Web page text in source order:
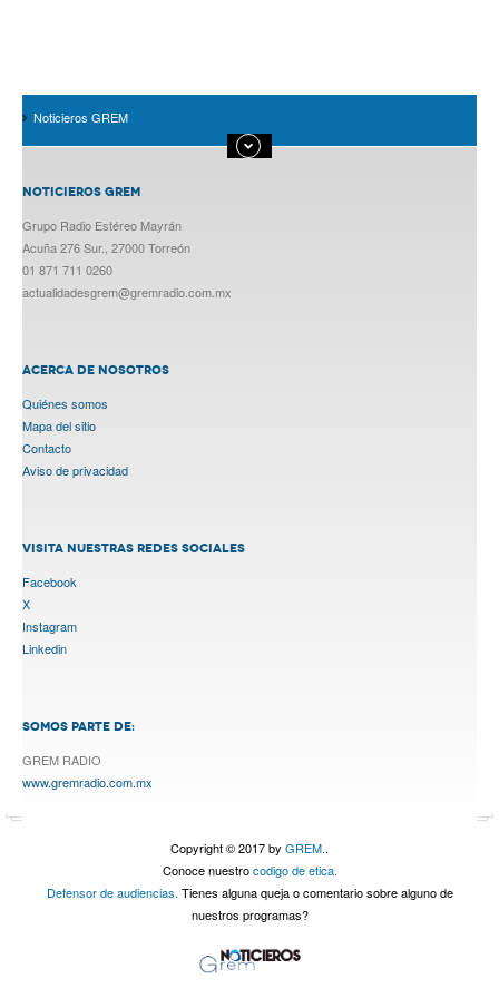
Noticieros GREM
NOTICIEROS GREM
Grupo Radio Estéreo Mayrán
Acuña 276 Sur., 27000 Torreón
01 871 711 0260
actualidadesgrem@gremradio.com.mx
ACERCA DE NOSOTROS
Quiénes somos
Mapa del sitio
Contacto
Aviso de privacidad
VISITA NUESTRAS REDES SOCIALES
Facebook
X
Instagram
Linkedin
SOMOS PARTE DE:
GREM RADIO
www.gremradio.com.mx
Copyright © 2017 by GREM..
Conoce nuestrocodigo de etica.
Defensor de audiencias. Tienes alguna queja o comentario sobre alguno de
nuestros programas?